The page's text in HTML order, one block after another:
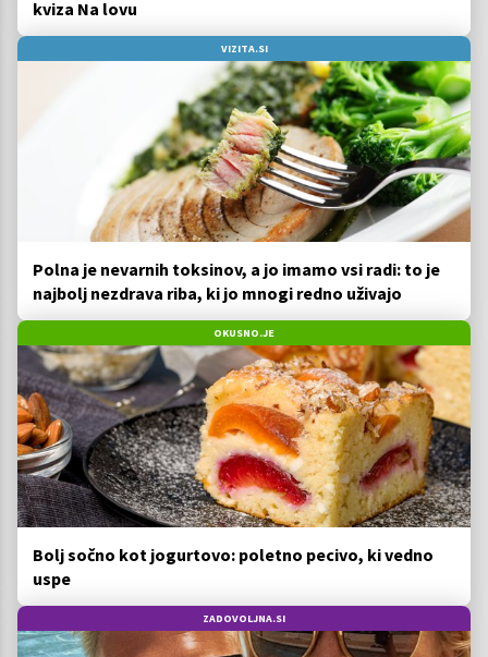
kviza Na lovu
VIZITA.SI
Polna je nevarnih toksinov, a jo imamo vsi radi: to je
najbolj nezdrava riba, ki jo mnogi redno uživajo
OKUSNO.JE
Bolj sočno kot jogurtovo: poletno pecivo, ki vedno
uspe
ZADOVOLJNA.SI